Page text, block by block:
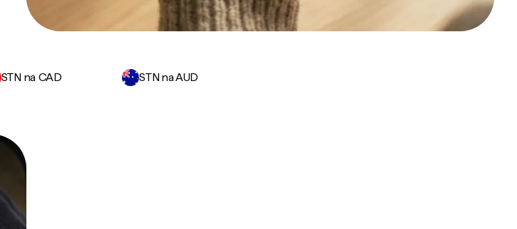
STN na CAD STN na AUD